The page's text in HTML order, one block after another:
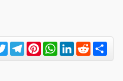
TwitterTelegram
Pinterest
WhatsApp
LinkedIn
Reddit